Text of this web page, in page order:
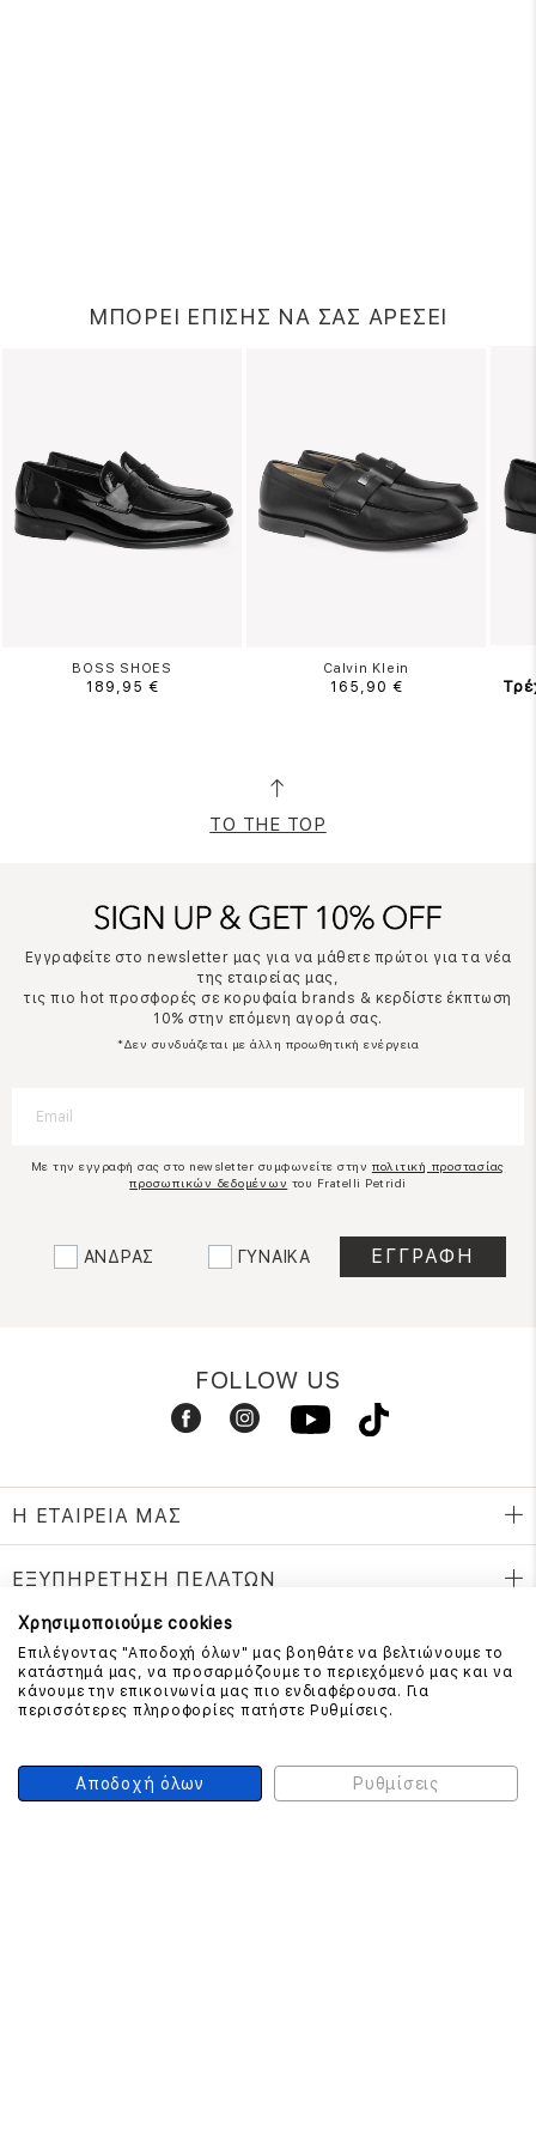
ΜΠΟΡΕΙ ΕΠΙΣΗΣ ΝΑ ΣΑΣ ΑΡΕΣΕΙ
BOSS SHOES
189,95 €
Calvin Klein
165,90 €
TO THE TOP
Εγγραφείτε στο newsletter μας για να μάθετε πρώτοι για τα νέα
της εταιρείας μας,
τις πιο hot προσφορές σε κορυφαία brands & κερδίστε έκπτωση
10% στην επόμενη αγορά σας.
*Δεν συνδυάζεται με άλλη προωθητική ενέργεια
Με την εγγραφή σας στο newsletter συμφωνείτε στην πολιτική προστασίας
προσωπικών δεδομένων του Fratelli Petridi
ΑΝΔΡΑΣ ΓΥΝΑΙΚΑ
FOLLOW US
Η ΕΤΑΙΡΕΙΑ ΜΑΣ
ΕΞΥΠΗΡΕΤΗΣΗ ΠΕΛΑΤΩΝ
ΕΠΙΚΟΙΝΩΝΗΣΤΕ ΜΑΖΙ ΜΑΣ
210 999 4510
Χρησιμοποιούμε cookies
Επιλέγοντας "Αποδοχή όλων" μας βοηθάτε να βελτιώνουμε το
κατάστημά μας, να προσαρμόζουμε το περιεχόμενό μας και να
κάνουμε την επικοινωνία μας πιο ενδιαφέρουσα. Για
περισσότερες πληροφορίες πατήστε Ρυθμίσεις.
Αποδοχή όλων Ρυθμίσεις